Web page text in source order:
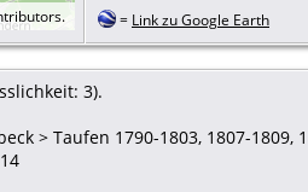
= Link zu Google Earth
3).
> Taufen 1790-1803, 1807-1809,